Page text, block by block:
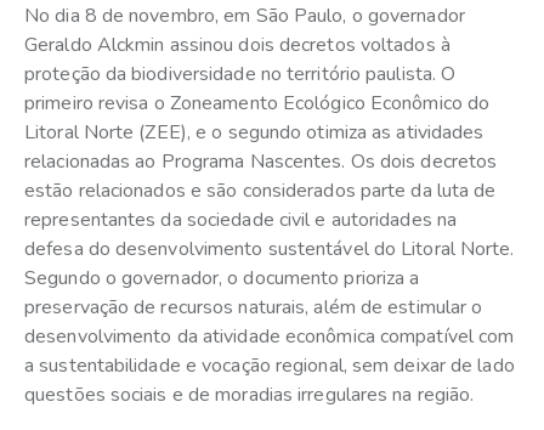
No dia 8 de novembro, em São Paulo, o governador
Geraldo Alckmin assinou dois decretos voltados à
proteção da biodiversidade no território paulista. O
primeiro revisa o Zoneamento Ecológico Econômico do
Litoral Norte (ZEE), e o segundo otimiza as atividades
relacionadas ao Programa Nascentes. Os dois decretos
estão relacionados e são considerados parte da luta de
representantes da sociedade civil e autoridades na
defesa do desenvolvimento sustentável do Litoral Norte.
Segundo o governador, o documento prioriza a
preservação de recursos naturais, além de estimular o
desenvolvimento da atividade econômica compatível com
a sustentabilidade e vocação regional, sem deixar de lado
questões sociais e de moradias irregulares na região.